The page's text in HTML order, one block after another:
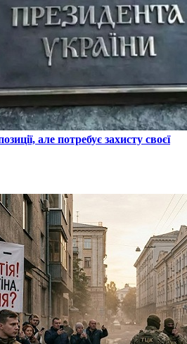
але потребує захисту своєї